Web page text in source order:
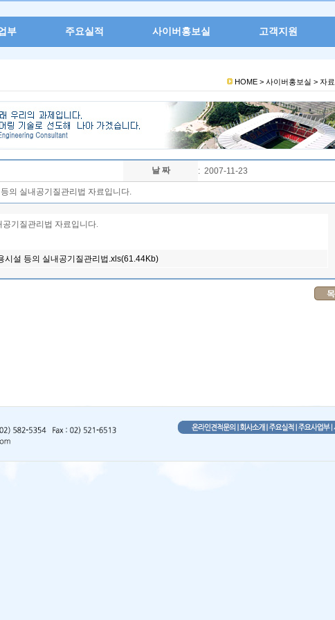
부 주요실적 사이버홍보실 고객지원
HOME > 사이버홍보실 > 자
날 짜 : 2007-11-23
의 실내공기질관리법 자료입니다.
기질관리법 자료입니다.
시설 등의 실내공기질관리법.xls(61.44Kb)